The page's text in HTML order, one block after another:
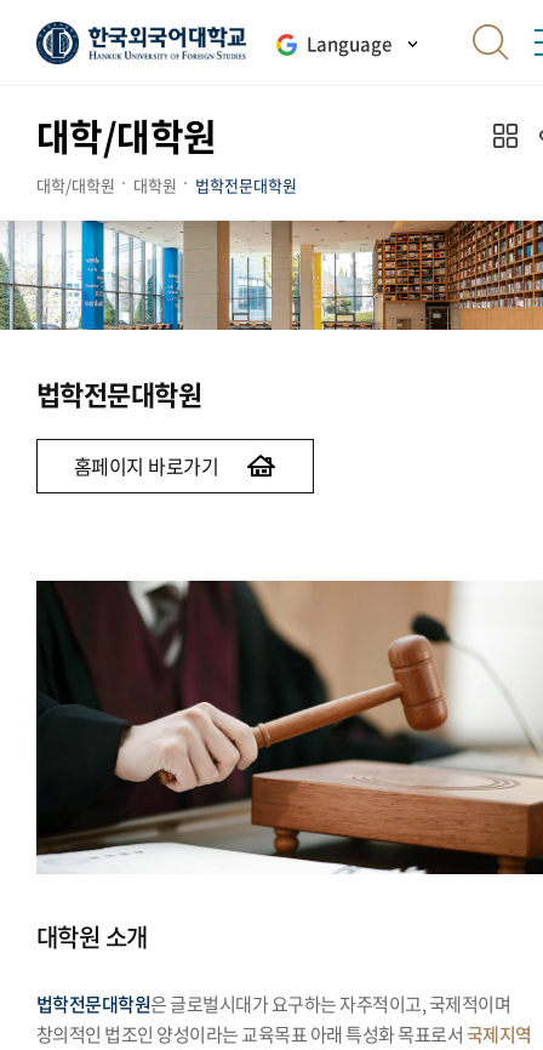
Language
대학/대학원
대학/대학원 대학원 법학전문대학원
법학전문대학원
홈페이지 바로가기
대학원 소개
법학전문대학원은 글로벌시대가 요구하는 자주적이고, 국제적이며
창의적인 법조인 양성이라는 교육목표 아래 특성화 목표로서국제지역